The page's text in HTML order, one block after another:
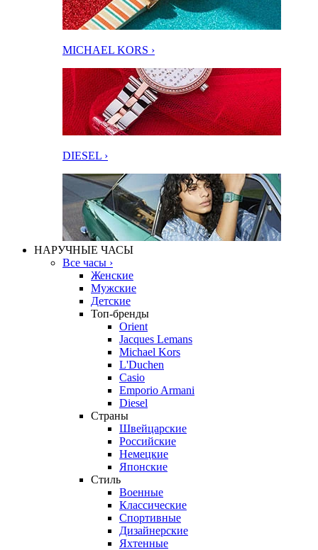
MICHAEL KORS ›
DIESEL ›
НАРУЧНЫЕ ЧАСЫ
Все часы ›
Женские
Мужские
Детские
Топ-бренды
Orient
Jacques Lemans
Michael Kors
L'Duchen
Casio
Emporio Armani
Diesel
Страны
Швейцарские
Российские
Немецкие
Японские
Стиль
Военные
Классические
Спортивные
Дизайнерские
Яхтенные